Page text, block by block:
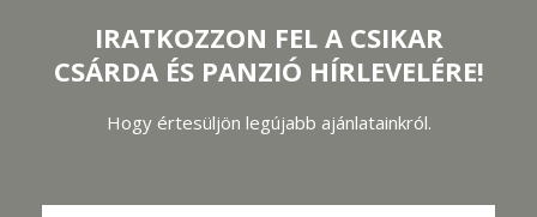
IRATKOZZON FEL A CSIKAR
CSÁRDA ÉS PANZIÓ HÍRLEVELÉRE!
Hogy értesüljön legújabb ajánlatainkról.